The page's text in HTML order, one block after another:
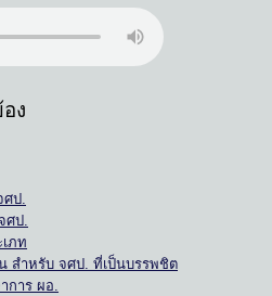
ง
ศป.
ศป.
ภท
สำหรับ จศป. ที่เป็นบรรพชิต
การ ผอ.